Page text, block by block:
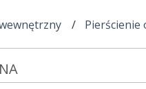
Pierścienie